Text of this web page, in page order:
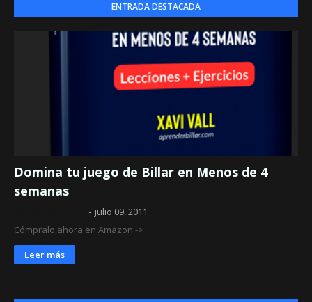
ENTRADA DESTACADA
Domina tu juego de Billar en Menos de 4
semanas
julio 09, 2011
Cómpralo ahora en Amazon ->
Leer más